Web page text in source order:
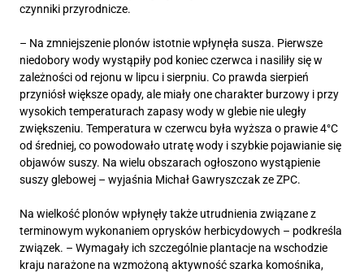
czynniki przyrodnicze.
– Na zmniejszenie plonów istotnie wpłynęła susza. Pierwsze
niedobory wody wystąpiły pod koniec czerwca i nasiliły się w
zależności od rejonu w lipcu i sierpniu. Co prawda sierpień
przyniósł większe opady, ale miały one charakter burzowy i przy
wysokich temperaturach zapasy wody w glebie nie uległy
zwiększeniu. Temperatura w czerwcu była wyższa o prawie 4°C
od średniej, co powodowało utratę wody i szybkie pojawianie się
objawów suszy. Na wielu obszarach ogłoszono wystąpienie
suszy glebowej – wyjaśnia Michał Gawryszczak ze ZPC.
Na wielkość plonów wpłynęły także utrudnienia związane z
terminowym wykonaniem oprysków herbicydowych – podkreśla
związek. – Wymagały ich szczególnie plantacje na wschodzie
kraju narażone na wzmożoną aktywność szarka komośnika,